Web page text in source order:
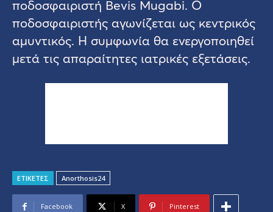
ποδοσφαιριστή Bevis Mugabi. Ο
ποδοσφαιριστής αγωνίζεται ως κεντρικός
αμυντικός. Η συμφωνία θα ενεργοποιηθεί
μετά τις απαραίτητες ιατρικές εξετάσεις.
ΕΤΙΚΕΤΕΣ Anorthosis24
Facebook X Pinterest